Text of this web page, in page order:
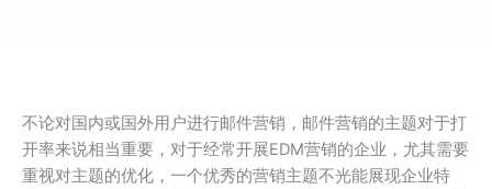
不论对国内或国外用户进行邮件营销，邮件营销的主题对于打
开率来说相当重要，对于经常开展EDM营销的企业，尤其需要
重视对主题的优化，一个优秀的营销主题不光能展现企业特